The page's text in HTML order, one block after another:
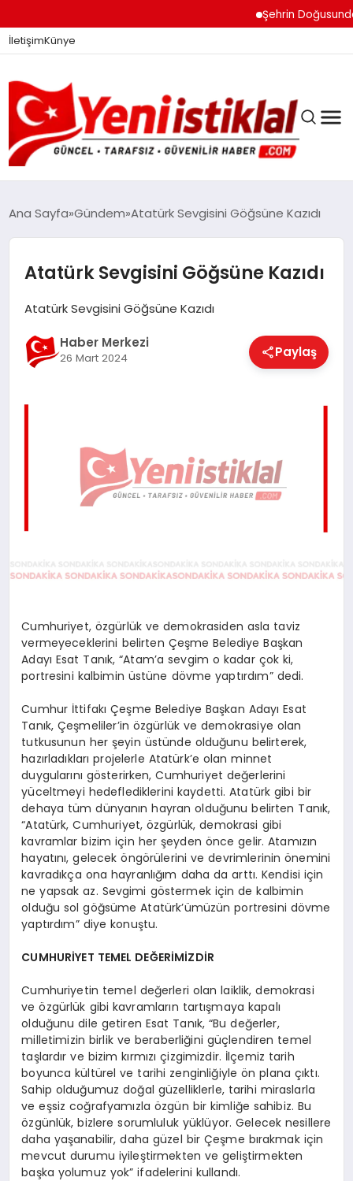
Şehrin Doğusundan
İletişimKünye
DÜNYA
EĞITIM
TEKNOLOJI
Ana Sayfa Gündem Atatürk Sevgisini Göğsüne Kazıdı
Atatürk Sevgisini Göğsüne Kazıdı
Atatürk Sevgisini Göğsüne Kazıdı
Haber Merkezi
26 Mart 2024 Paylaş
Cumhuriyet, özgürlük ve demokrasiden asla taviz
vermeyeceklerini belirten Çeşme Belediye Başkan
Adayı Esat Tanık, “Atam’a sevgim o kadar çok ki,
portresini kalbimin üstüne dövme yaptırdım” dedi.
Cumhur İttifakı Çeşme Belediye Başkan Adayı Esat
Tanık, Çeşmeliler’in özgürlük ve demokrasiye olan
tutkusunun her şeyin üstünde olduğunu belirterek,
hazırladıkları projelerle Atatürk’e olan minnet
duygularını gösterirken, Cumhuriyet değerlerini
yüceltmeyi hedeflediklerini kaydetti. Atatürk gibi bir
dehaya tüm dünyanın hayran olduğunu belirten Tanık,
“Atatürk, Cumhuriyet, özgürlük, demokrasi gibi
kavramlar bizim için her şeyden önce gelir. Atamızın
hayatını, gelecek öngörülerini ve devrimlerinin önemini
kavradıkça ona hayranlığım daha da arttı. Kendisi için
ne yapsak az. Sevgimi göstermek için de kalbimin
olduğu sol göğsüme Atatürk’ümüzün portresini dövme
yaptırdım” diye konuştu.
CUMHURİYET TEMEL DEĞERİMİZDİR
Cumhuriyetin temel değerleri olan laiklik, demokrasi
ve özgürlük gibi kavramların tartışmaya kapalı
olduğunu dile getiren Esat Tanık, “Bu değerler,
milletimizin birlik ve beraberliğini güçlendiren temel
taşlardır ve bizim kırmızı çizgimizdir. İlçemiz tarih
boyunca kültürel ve tarihi zenginliğiyle ön plana çıktı.
Sahip olduğumuz doğal güzelliklerle, tarihi miraslarla
ve eşsiz coğrafyamızla özgün bir kimliğe sahibiz. Bu
özgünlük, bizlere sorumluluk yüklüyor. Gelecek nesillere
daha yaşanabilir, daha güzel bir Çeşme bırakmak için
mevcut durumu iyileştirmekten ve geliştirmekten
başka yolumuz yok” ifadelerini kullandı.